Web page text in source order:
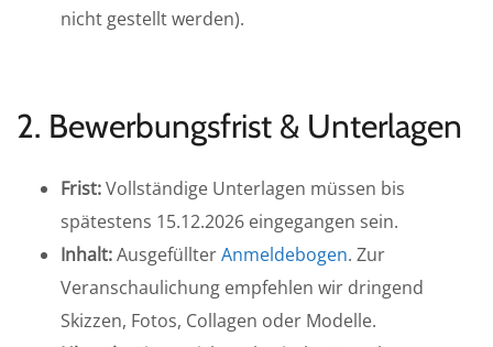
nicht gestellt werden).
2. Bewerbungsfrist & Unterlagen
Frist:Vollständige Unterlagen müssen bis
spätestens 15.12.2026 eingegangen sein.
Inhalt:AusgefüllterAnmeldebogen. Zur
Veranschaulichung empfehlen wir dringend
Skizzen, Fotos, Collagen oder Modelle.